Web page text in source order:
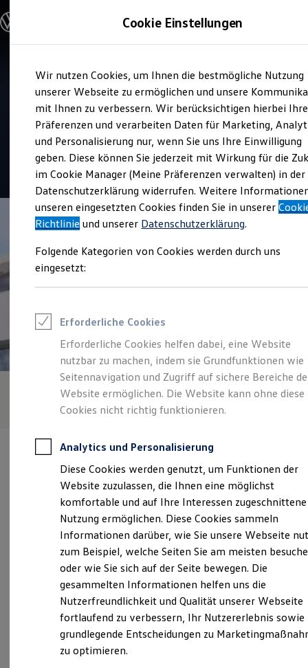
Hauptinhalt
springen
Footer
springen
Modelle & Konfigurator
Nutzfahrzeugkategorien entdecken
Modelle konfigurieren
Vorgängermodelle und Oldtimer
Vorgängermodelle
Oldtimer
Bulli Historie
Branchenlösungen & Gewerbekunden
Umbaulösungen und Hersteller finden
Auf- und Umbauten entdecken & konfigurieren
Groß- und Sonderkunden
Großkunden
Kommunen & Behörden
Journalisten
Sportvereine
Branchenlösungen
Gewerbliche Personenbeförderung
Service & mobile Werkstätten
Menschen mit Behinderung
Rettungsdienste
ONE Business ID Vorteile
Fahrzeugsuche & Marktplatz
Fahrzeugsuche
Fahrzeuge online kaufen
Digitaler Marktplatz
Kauf & Finanzierung
Online-Fahrzeugbewertung
Für Privatkunden
Für Gewerbekunden
Profi Paket
TopDeal
Gebrauchtwagen
ProfiPartner für Gebrauchtwagen
Zertifizierte Gebrauchtwagen
Finanzierung
Für Privatkunden
Für Gewerbekunden
Leasing
Für Privatkunden
Für Gewerbekunden
Versicherungen & Garantien
Garantien
Kfz-Versicherung für Nutzfahrzeuge
Restschuldversicherung
Wartungsverträge
Service
PKW Servicezentrum
Hochfranken Hans-Werner
Leidel
Verantwortlich für die Inhalte auf dieser Seite ist die PKW
Servicezentrum Hochfranken Hans-Werner Leidel e. K.
Impressum & Rechtliches )
An den Mühlwiesen 3, 95032 Hof
Montag-Freitag
Cookie Einstellungen
Wir nutzen Cookies, um Ihnen die bestmögliche Nutzung
unserer Webseite zu ermöglichen und unsere
mit Ihnen zu verbessern. Wir berücksichtigen hierbei Ihre
Präferenzen und verarbeiten Daten für Marketing,
und Personalisierung nur, wenn Sie uns Ihre Einwilligung
geben. Diese können Sie jederzeit mit Wirkung für die
im Cookie Manager (Meine Präferenzen verwalten) in der
Datenschutzerklärung widerrufen. Weitere
unseren eingesetzten Cookies finden Sie in unserer
Richtlinie und unserer Datenschutzerklärung.
Folgende Kategorien von Cookies werden durch uns
eingesetzt:
Erforderliche Cookies
Erforderliche Cookies helfen dabei, eine Website
nutzbar zu machen, indem sie Grundfunktionen wie
Seitennavigation und Zugriff auf sichere Bereiche
Website ermöglichen. Die Website kann ohne diese
Cookies nicht richtig funktionieren.
Analytics und Personalisierung
Diese Cookies werden genutzt, um Funktionen der
Website zuzulassen, die Ihnen eine möglichst
komfortable und auf Ihre Interessen zugeschnittene
Nutzung ermöglichen. Diese Cookies sammeln
Informationen darüber, wie Sie unsere Webseite
zum Beispiel, welche Seiten Sie am meisten
oder wie Sie sich auf der Seite bewegen. Die
gesammelten Informationen helfen uns die
Nutzerfreundlichkeit und Qualität unserer Webseite
fortlaufend zu verbessern, Ihr Nutzererlebnis sowie
grundlegende Entscheidungen zu
zu optimieren.